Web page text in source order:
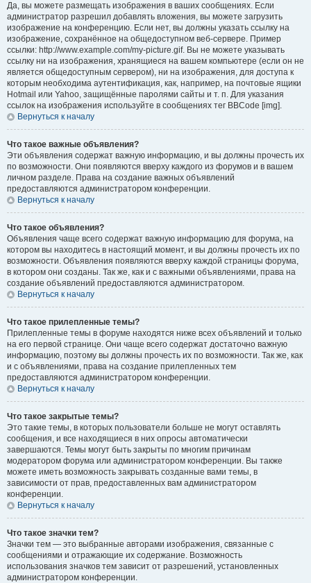
Да, вы можете размещать изображения в ваших сообщениях. Если
администратор разрешил добавлять вложения, вы можете загрузить
изображение на конференцию. Если нет, вы должны указать ссылку на
изображение, сохранённое на общедоступном веб-сервере. Пример
ссылки: http://www.example.com/my-picture.gif. Вы не можете указывать
ссылку ни на изображения, хранящиеся на вашем компьютере (если он не
является общедоступным сервером), ни на изображения, для доступа к
которым необходима аутентификация, как, например, на почтовые ящики
Hotmail или Yahoo, защищённые паролями сайты и т. п. Для указания
ссылок на изображения используйте в сообщениях тег BBCode [img].
Вернуться к началу
Что такое важные объявления?
Эти объявления содержат важную информацию, и вы должны прочесть их
по возможности. Они появляются вверху каждого из форумов и в вашем
личном разделе. Права на создание важных объявлений
предоставляются администратором конференции.
Вернуться к началу
Что такое объявления?
Объявления чаще всего содержат важную информацию для форума, на
котором вы находитесь в настоящий момент, и вы должны прочесть их по
возможности. Объявления появляются вверху каждой страницы форума,
в котором они созданы. Так же, как и с важными объявлениями, права на
создание объявлений предоставляются администратором.
Вернуться к началу
Что такое прилепленные темы?
Прилепленные темы в форуме находятся ниже всех объявлений и только
на его первой странице. Они чаще всего содержат достаточно важную
информацию, поэтому вы должны прочесть их по возможности. Так же, как
и с объявлениями, права на создание прилепленных тем
предоставляются администратором конференции.
Вернуться к началу
Что такое закрытые темы?
Это такие темы, в которых пользователи больше не могут оставлять
сообщения, и все находящиеся в них опросы автоматически
завершаются. Темы могут быть закрыты по многим причинам
модератором форума или администратором конференции. Вы также
можете иметь возможность закрывать созданные вами темы, в
зависимости от прав, предоставленных вам администратором
конференции.
Вернуться к началу
Что такое значки тем?
Значки тем — это выбранные авторами изображения, связанные с
сообщениями и отражающие их содержание. Возможность
использования значков тем зависит от разрешений, установленных
администратором конференции.